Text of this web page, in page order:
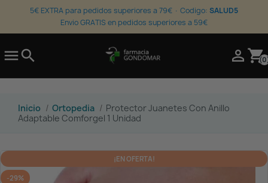
5€ EXTRA para pedidos superiores a 79€ · Codigo: SALUD5
Envio GRATIS en pedidos superiores a 59€
search  shopping_cart
Inicio Ortopedia
Protector Juanetes Con Anillo
Adaptable Comforgel 1 Unidad
¡EN OFERTA!
-29%